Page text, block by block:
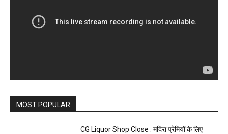
MOST POPULAR
CG Liquor Shop Close : मदिरा प्रेमियों के लिए